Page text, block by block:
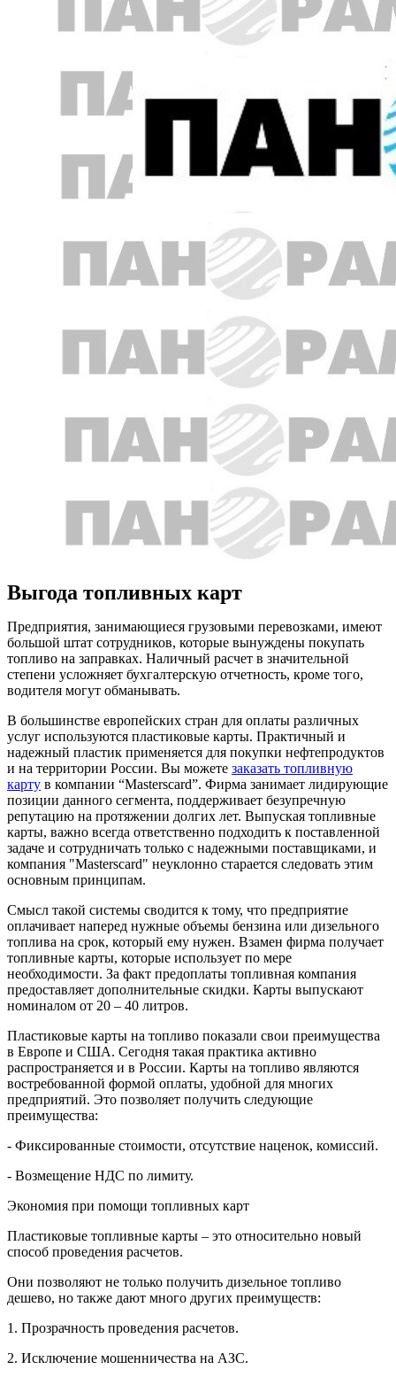
Выгода топливных карт
Предприятия, занимающиеся грузовыми перевозками, имеют
большой штат сотрудников, которые вынуждены покупать
топливо на заправках. Наличный расчет в значительной
степени усложняет бухгалтерскую отчетность, кроме того,
водителя могут обманывать.
В большинстве европейских стран для оплаты различных
услуг используются пластиковые карты. Практичный и
надежный пластик применяется для покупки нефтепродуктов
и на территории России. Вы можете заказать топливную
карту в компании “Masterscard”. Фирма занимает лидирующие
позиции данного сегмента, поддерживает безупречную
репутацию на протяжении долгих лет. Выпуская топливные
карты, важно всегда ответственно подходить к поставленной
задаче и сотрудничать только с надежными поставщиками, и
компания "Masterscard" неуклонно старается следовать этим
основным принципам.
Смысл такой системы сводится к тому, что предприятие
оплачивает наперед нужные объемы бензина или дизельного
топлива на срок, который ему нужен. Взамен фирма получает
топливные карты, которые использует по мере
необходимости. За факт предоплаты топливная компания
предоставляет дополнительные скидки. Карты выпускают
номиналом от 20 – 40 литров.
Пластиковые карты на топливо показали свои преимущества
в Европе и США. Сегодня такая практика активно
распространяется и в России. Карты на топливо являются
востребованной формой оплаты, удобной для многих
предприятий. Это позволяет получить следующие
преимущества:
- Фиксированные стоимости, отсутствие наценок, комиссий.
- Возмещение НДС по лимиту.
Экономия при помощи топливных карт
Пластиковые топливные карты – это относительно новый
способ проведения расчетов.
Они позволяют не только получить дизельное топливо
дешево, но также дают много других преимуществ:
1. Прозрачность проведения расчетов.
2. Исключение мошенничества на АЗС.